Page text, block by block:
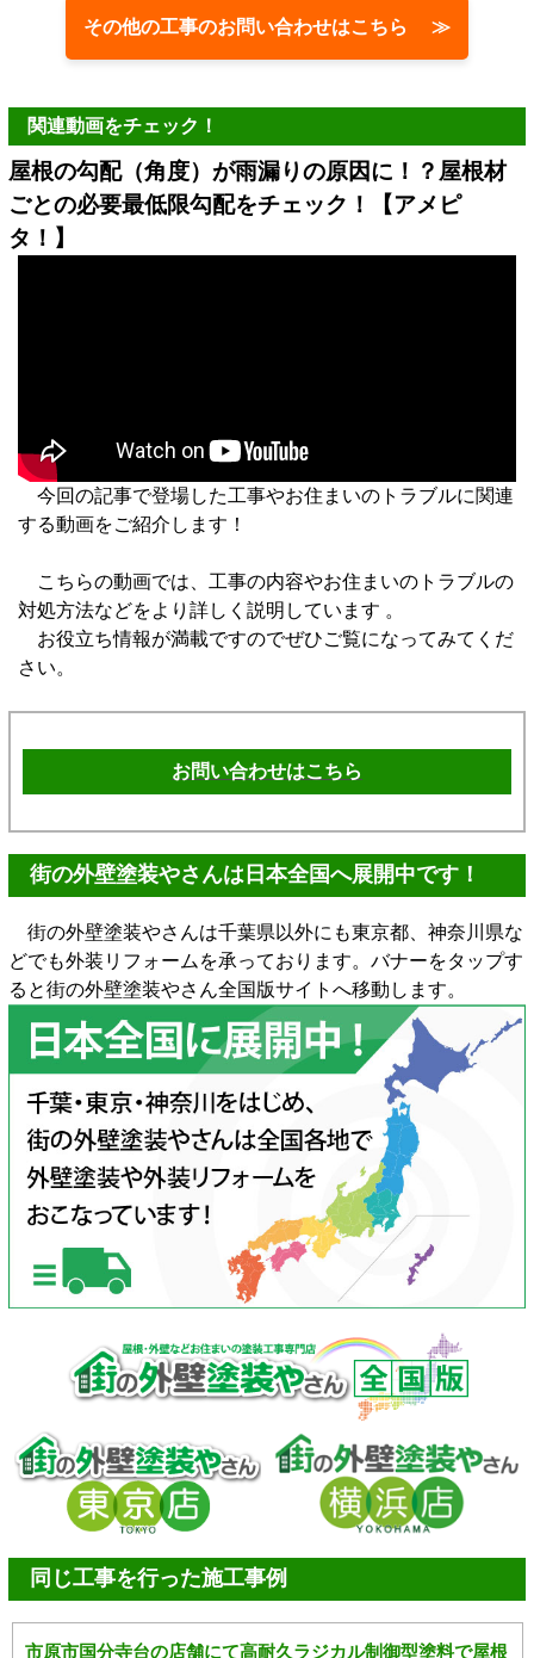
その他の工事のお問い合わせはこちら ≫
関連動画をチェック！
屋根の勾配（角度）が雨漏りの原因に！？屋根材
ごとの必要最低限勾配をチェック！【アメピ
タ！】
今回の記事で登場した工事やお住まいのトラブルに関連
する動画をご紹介します！
こちらの動画では、工事の内容やお住まいのトラブルの
対処方法などをより詳しく説明しています 。
お役立ち情報が満載ですのでぜひご覧になってみてくだ
さい。
お問い合わせはこちら
街の外壁塗装やさんは日本全国へ展開中です！
街の外壁塗装やさんは千葉県以外にも東京都、神奈川県な
どでも外装リフォームを承っております。バナーをタップす
ると街の外壁塗装やさん全国版サイトへ移動します。
同じ工事を行った施工事例
市原市国分寺台の店舗にて高耐久ラジカル制御型塗料で屋根